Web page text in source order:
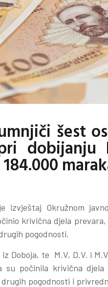
šest
dobijanju
izvještaj Okružnom
krivična djela
pogodnosti.
Doboja, te M.V, D.V. i
počinila krivična djela
pogodnosti i